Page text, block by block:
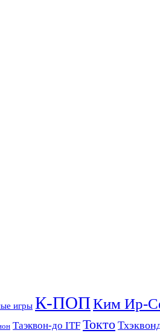
игры К-ПОПКим Ир-
Таэквон-до ITF Токто